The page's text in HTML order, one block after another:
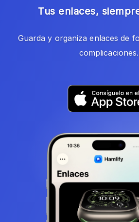
Tus enlaces,
Guarda y organiza enlaces de
complicaciones.